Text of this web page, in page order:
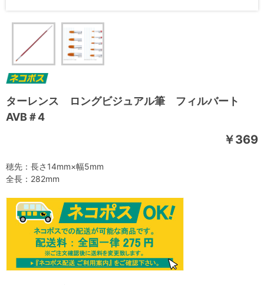
ターレンス ロングビジュアル筆 フィルバート
AVB＃4
￥369
穂先：長さ14mm×幅5mm
全長：282mm